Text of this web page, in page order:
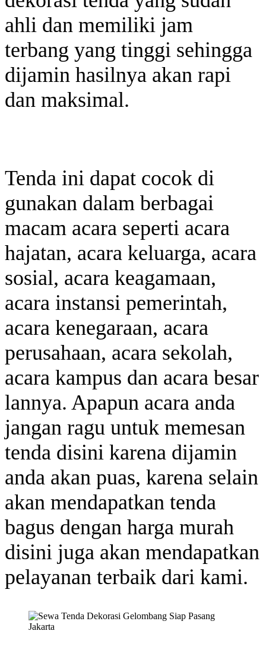
ahli dan memiliki jam
terbang yang tinggi sehingga
dijamin hasilnya akan rapi
dan maksimal.
Tenda ini dapat cocok di
gunakan dalam berbagai
macam acara seperti acara
hajatan, acara keluarga, acara
sosial, acara keagamaan,
acara instansi pemerintah,
acara kenegaraan, acara
perusahaan, acara sekolah,
acara kampus dan acara besar
lannya. Apapun acara anda
jangan ragu untuk memesan
tenda disini karena dijamin
anda akan puas, karena selain
akan mendapatkan tenda
bagus dengan harga murah
disini juga akan mendapatkan
pelayanan terbaik dari kami.